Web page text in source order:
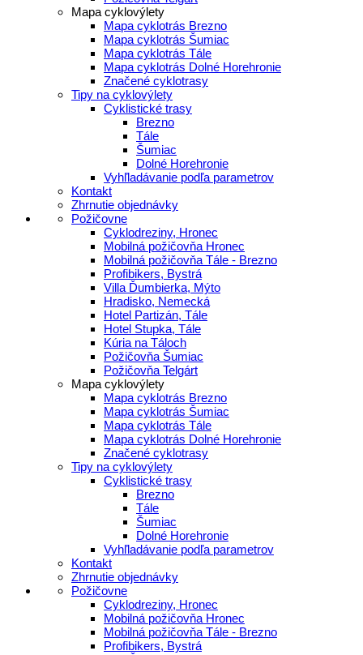
Mapa cyklovýlety
Mapa cyklotrás Brezno
Mapa cyklotrás Šumiac
Mapa cyklotrás Tále
Mapa cyklotrás Dolné Horehronie
Značené cyklotrasy
Tipy na cyklovýlety
Cyklistické trasy
Brezno
Tále
Šumiac
Dolné Horehronie
Vyhľladávanie podľa parametrov
Kontakt
Zhrnutie objednávky
Požičovne
Cyklodreziny, Hronec
Mobilná požičovňa Hronec
Mobilná požičovňa Tále - Brezno
Profibikers, Bystrá
Villa Ďumbierka, Mýto
Hradisko, Nemecká
Hotel Partizán, Tále
Hotel Stupka, Tále
Kúria na Táloch
Požičovňa Šumiac
Požičovňa Telgárt
Mapa cyklovýlety
Mapa cyklotrás Brezno
Mapa cyklotrás Šumiac
Mapa cyklotrás Tále
Mapa cyklotrás Dolné Horehronie
Značené cyklotrasy
Tipy na cyklovýlety
Cyklistické trasy
Brezno
Tále
Šumiac
Dolné Horehronie
Vyhľladávanie podľa parametrov
Kontakt
Zhrnutie objednávky
Požičovne
Cyklodreziny, Hronec
Mobilná požičovňa Hronec
Mobilná požičovňa Tále - Brezno
Profibikers, Bystrá